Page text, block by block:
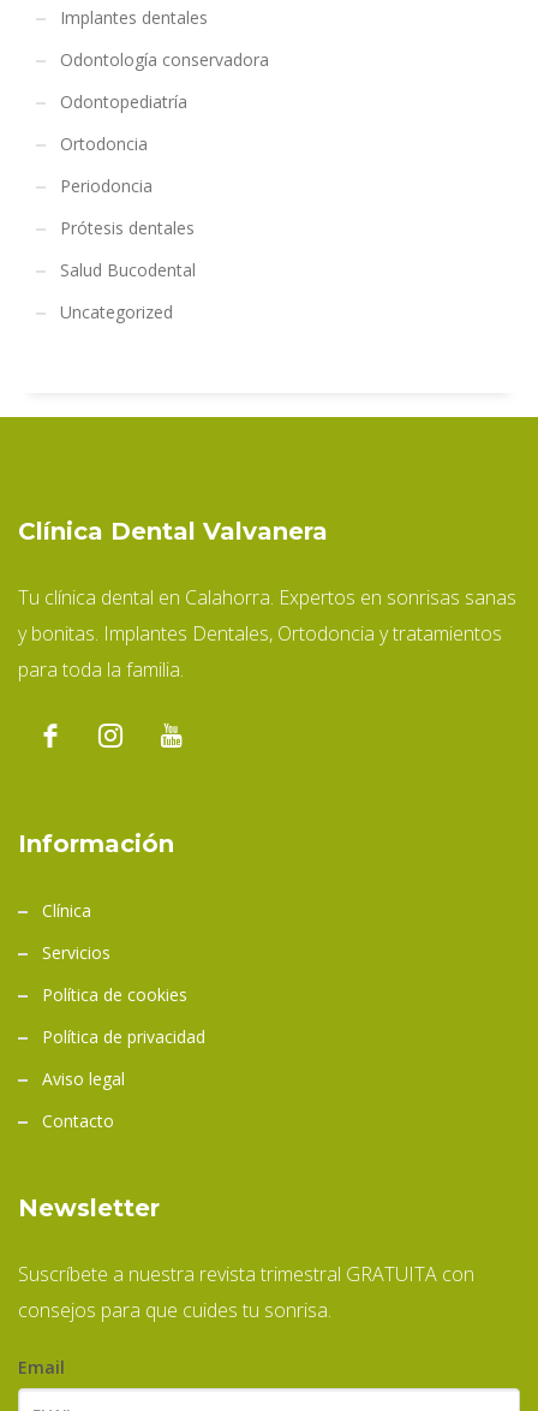
Implantes dentales
Odontología conservadora
Odontopediatría
Ortodoncia
Periodoncia
Prótesis dentales
Salud Bucodental
Uncategorized
Clínica Dental Valvanera
Tu clínica dental en Calahorra. Expertos en sonrisas sanas
y bonitas. Implantes Dentales, Ortodoncia y tratamientos
para toda la familia.
Información
Clínica
Servicios
Política de cookies
Política de privacidad
Aviso legal
Contacto
Newsletter
Suscríbete a nuestra revista trimestral GRATUITA con
consejos para que cuides tu sonrisa.
Email